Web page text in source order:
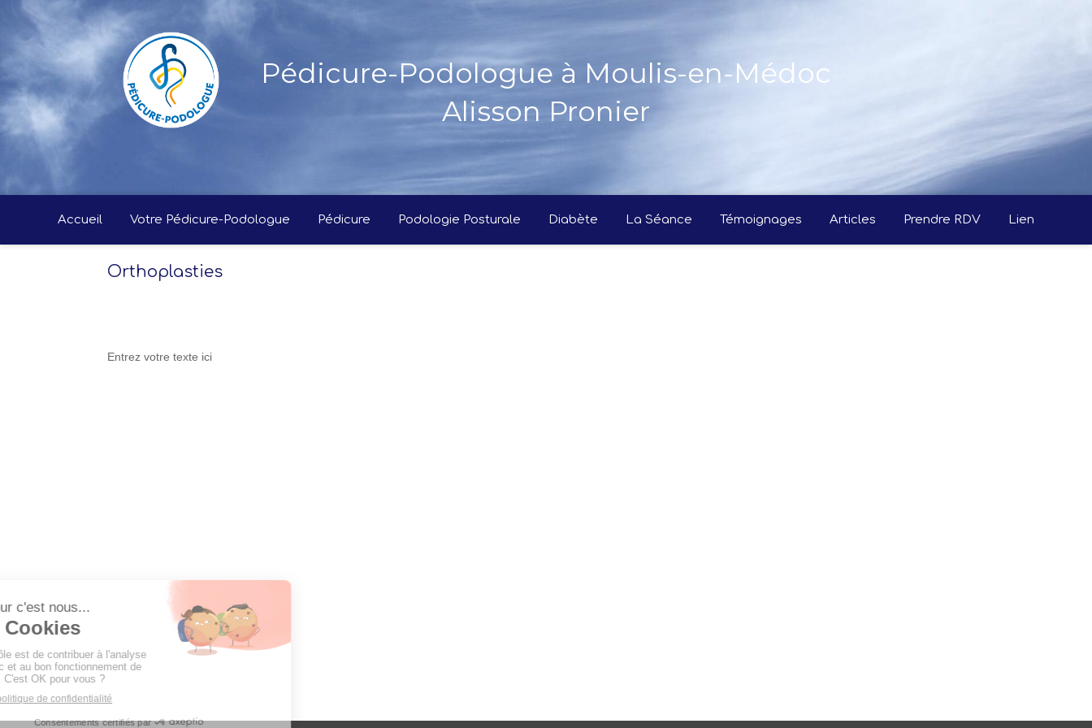
Pédicure-Podologue à Moulis-en-Médoc
Alisson Pronier
Accueil Votre Pédicure-Podologue Pédicure Podologie Posturale Diabète La Séance Témoignages Articles Prendre RDV Lien
Orthoplasties
Entrez votre texte ici